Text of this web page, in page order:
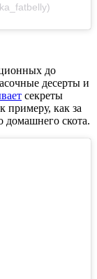
до
десерты и
секреты
примеру, как за
скота.